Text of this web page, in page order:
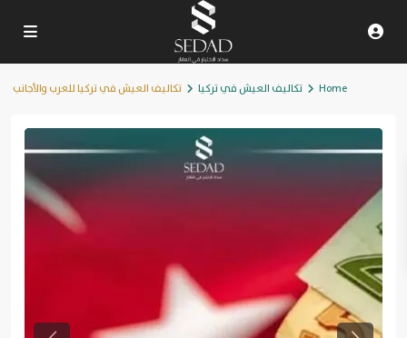
Home تكاليف العيش في تركيا تكاليف العيش في تركيا للعرب والأجانب